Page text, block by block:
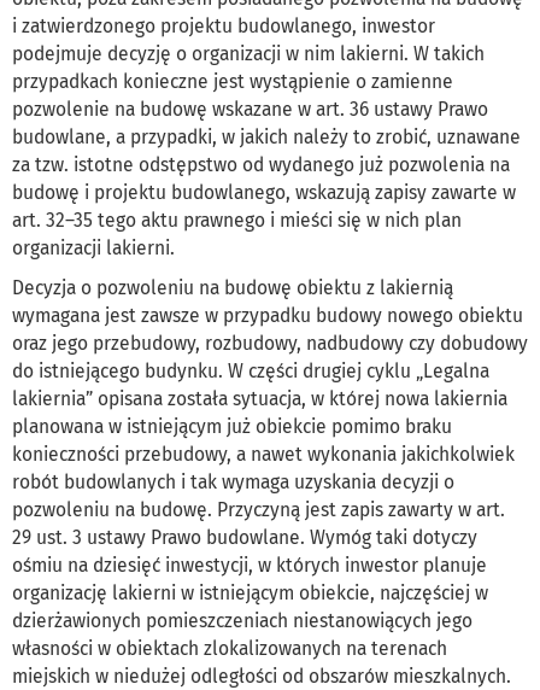
i zatwierdzonego projektu budowlanego, inwestor
podejmuje decyzję o organizacji w nim lakierni. W takich
przypadkach konieczne jest wystąpienie o zamienne
pozwolenie na budowę wskazane w art. 36 ustawy Prawo
budowlane, a przypadki, w jakich należy to zrobić, uznawane
za tzw. istotne odstępstwo od wydanego już pozwolenia na
budowę i projektu budowlanego, wskazują zapisy zawarte w
art. 32–35 tego aktu prawnego i mieści się w nich plan
organizacji lakierni.
Decyzja o pozwoleniu na budowę obiektu z lakiernią
wymagana jest zawsze w przypadku budowy nowego obiektu
oraz jego przebudowy, rozbudowy, nadbudowy czy dobudowy
do istniejącego budynku. W części drugiej cyklu „Legalna
lakiernia” opisana została sytuacja, w której nowa lakiernia
planowana w istniejącym już obiekcie pomimo braku
konieczności przebudowy, a nawet wykonania jakichkolwiek
robót budowlanych i tak wymaga uzyskania decyzji o
pozwoleniu na budowę. Przyczyną jest zapis zawarty w art.
29 ust. 3 ustawy Prawo budowlane. Wymóg taki dotyczy
ośmiu na dziesięć inwestycji, w których inwestor planuje
organizację lakierni w istniejącym obiekcie, najczęściej w
dzierżawionych pomieszczeniach niestanowiących jego
własności w obiektach zlokalizowanych na terenach
miejskich w niedużej odległości od obszarów mieszkalnych.